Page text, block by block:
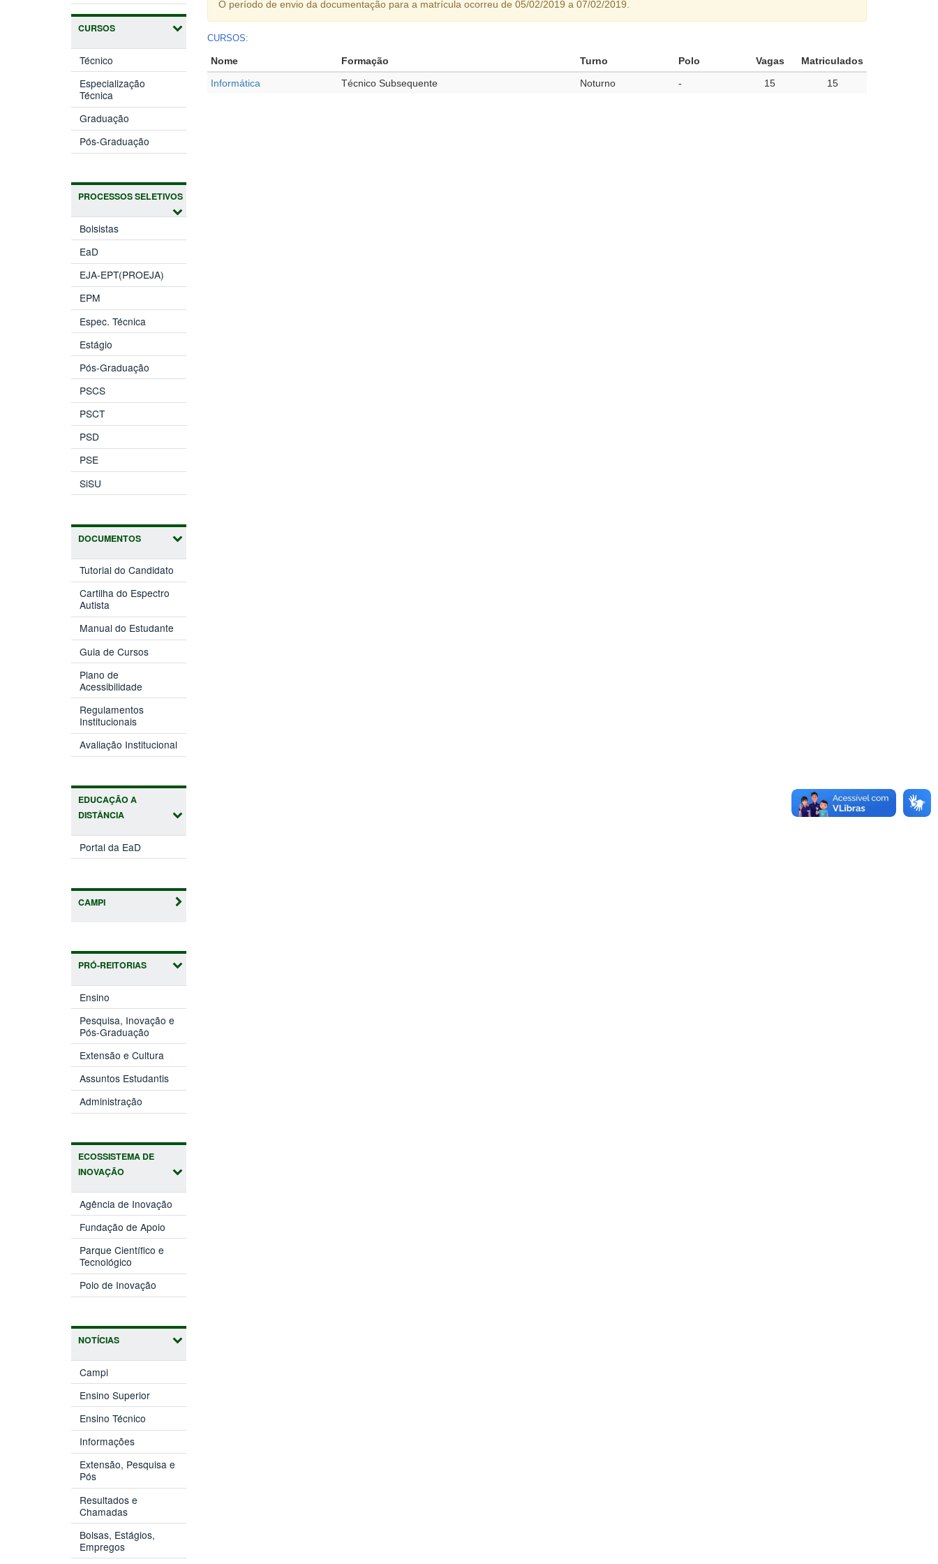
CURSOS
Técnico
Especialização
Técnica
Graduação
Pós-Graduação
PROCESSOS SELETIVOS
Bolsistas
EaD
EJA-EPT(PROEJA)
EPM
Espec. Técnica
Estágio
Pós-Graduação
PSCS
PSCT
PSD
PSE
SiSU
DOCUMENTOS
Tutorial do Candidato
Cartilha do Espectro
Autista
Manual do Estudante
Guia de Cursos
Plano de
Acessibilidade
Regulamentos
Institucionais
Avaliação Institucional
EDUCAÇÃO A
DISTÂNCIA
Portal da EaD
CAMPI
PRÓ-REITORIAS
Ensino
em
nova
janela)
Pesquisa, Inovação e
Pós-Graduação (abre
em
nova
janela)
Extensão e Cultura
em
nova
janela)
Assuntos Estudantis(abre
em
janela)
Administração
em
ECOSSISTEMA DE
INOVAÇÃO
Agência de Inovação
em
janela)
Fundação de Apoio
em
Parque Científico e
Tecnológico
em
nova
janela)
Polo de Inovação
em
NOTÍCIAS
Campi
Ensino Superior
Ensino Técnico
Informações
Extensão, Pesquisa e
Pós
Resultados e
Chamadas
Bolsas, Estágios,
Empregos
O período de envio da documentação para a matrícula ocorreu de 05/02/2019 a 07/02/2019.
CURSOS:
Nome Formação Turno Polo Vagas
Matriculados
Informática
Técnico Subsequente Noturno - 15 15